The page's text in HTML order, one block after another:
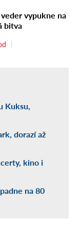
vypukne na
bitva
Kuksu,
dorazí až
kino i
na 80